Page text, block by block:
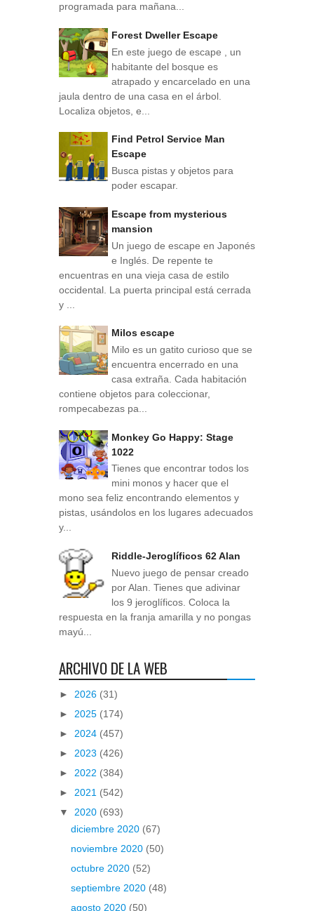
programada para mañana...
Forest Dweller Escape
En este juego de escape , un
habitante del bosque es
atrapado y encarcelado en una
jaula dentro de una casa en el árbol.
Localiza objetos, e...
Find Petrol Service Man
Escape
Busca pistas y objetos para
poder escapar.
Escape from mysterious
mansion
Un juego de escape en Japonés
e Inglés. De repente te
encuentras en una vieja casa de estilo
occidental. La puerta principal está cerrada
y ...
Milos escape
Milo es un gatito curioso que se
encuentra encerrado en una
casa extraña. Cada habitación
contiene objetos para coleccionar,
rompecabezas pa...
Monkey Go Happy: Stage
1022
Tienes que encontrar todos los
mini monos y hacer que el
mono sea feliz encontrando elementos y
pistas, usándolos en los lugares adecuados
y...
Riddle-Jeroglíficos 62 Alan
Nuevo juego de pensar creado
por Alan. Tienes que adivinar
los 9 jeroglíficos. Coloca la
respuesta en la franja amarilla y no pongas
mayú...
ARCHIVO DE LA WEB
► 2026 (31)
► 2025 (174)
► 2024 (457)
► 2023 (426)
► 2022 (384)
► 2021 (542)
▼ 2020 (693)
diciembre 2020 (67)
noviembre 2020 (50)
octubre 2020 (52)
septiembre 2020 (48)
agosto 2020 (50)